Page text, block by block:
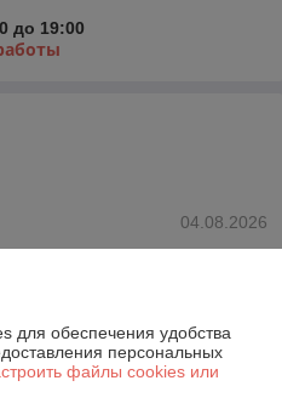
до 19:00
04.08.2026
11.03.2026
обеспечения удобства
персональных
файлы cookies или